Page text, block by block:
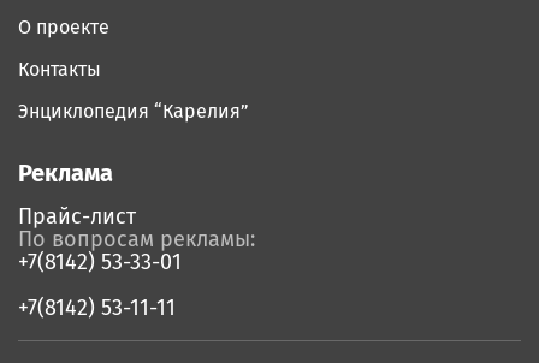
О проекте
Контакты
Энциклопедия “Карелия”
Реклама
Прайс-лист
По вопросам рекламы:
+7(8142) 53-33-01
+7(8142) 53-11-11